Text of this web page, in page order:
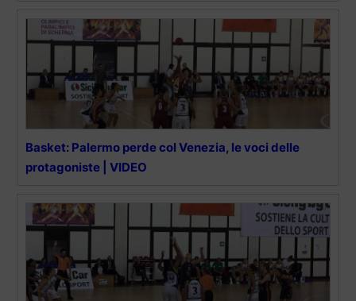
Basket: Palermo perde col Venezia, le voci delle
protagoniste | VIDEO